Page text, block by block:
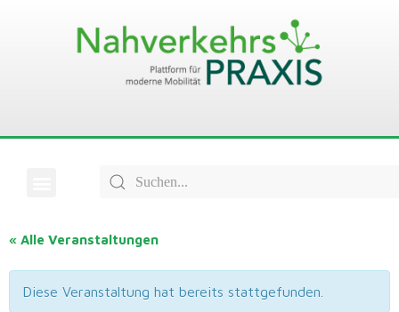
« Alle Veranstaltungen
Diese Veranstaltung hat bereits stattgefunden.